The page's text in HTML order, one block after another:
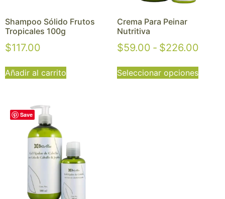
Shampoo Sólido Frutos
Tropicales 100g
$117.00
Añadir al carrito
Crema Para Peinar
Nutritiva
$59.00 - $226.00
Seleccionar opciones
Save